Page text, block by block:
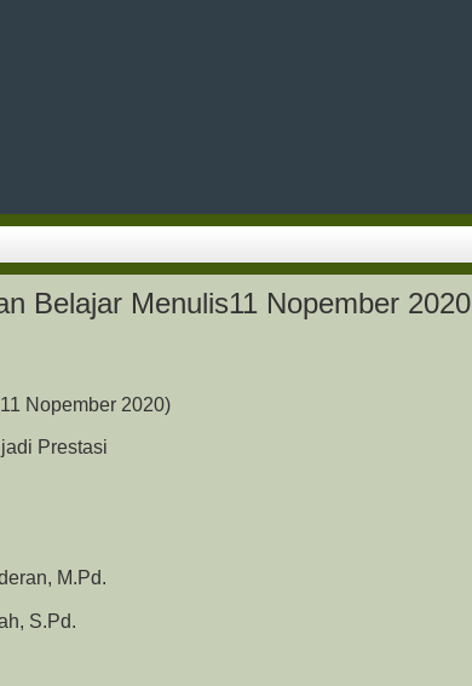
Belajar Menulis11 Nopember 2020
Nopember 2020)
Prestasi
M.Pd.
S.Pd.